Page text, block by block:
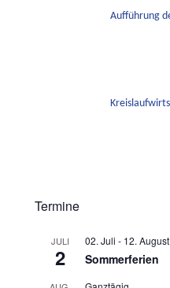
Aufführung
Termine
JULI
2
02. Juli - 12. August
Sommerferien